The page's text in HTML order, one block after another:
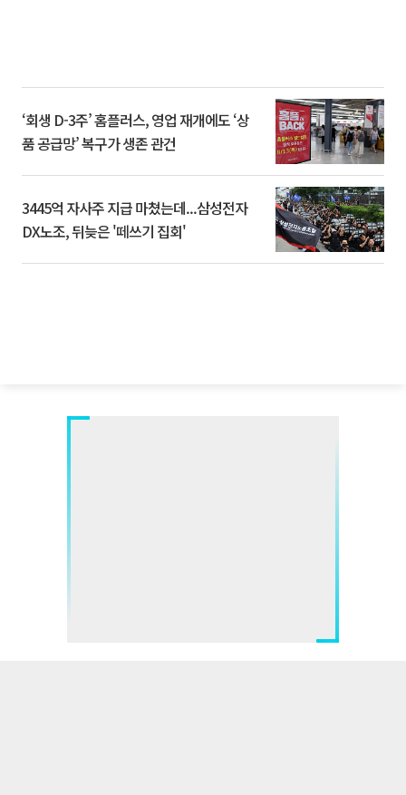
‘회생 D-3주’ 홈플러스, 영업 재개에도 ‘상
품 공급망’ 복구가 생존 관건
3445억 자사주 지급 마쳤는데...삼성전자
DX노조, 뒤늦은 '떼쓰기 집회'